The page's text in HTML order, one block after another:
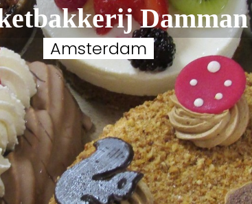
Damman
Amsterdam